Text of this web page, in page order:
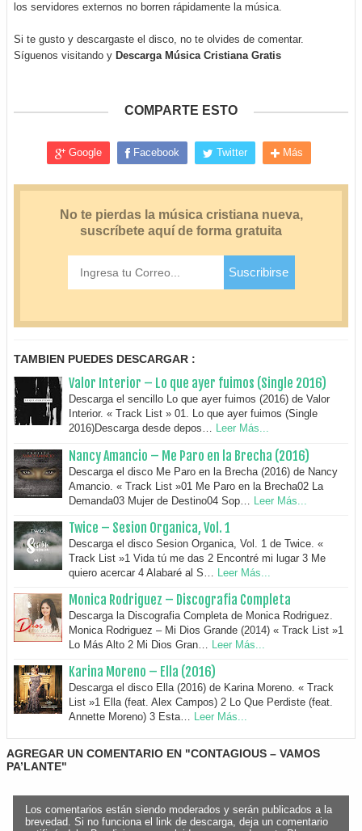
los servidores externos no borren rápidamente la música.
Si te gusto y descargaste el disco, no te olvides de comentar.
Síguenos visitando y Descarga Música Cristiana Gratis
COMPARTE ESTO
Google Facebook Twitter Más
TAMBIEN PUEDES DESCARGAR :
Valor Interior – Lo que ayer fuimos (Single 2016)
Descarga el sencillo Lo que ayer fuimos (2016) de Valor
Interior. « Track List » 01. Lo que ayer fuimos (Single
2016)Descarga desde depos… Leer Más...
Nancy Amancio – Me Paro en la Brecha (2016)
Descarga el disco Me Paro en la Brecha (2016) de Nancy
Amancio. « Track List »01 Me Paro en la Brecha02 La
Demanda03 Mujer de Destino04 Sop…
Leer Más...
Twice – Sesion Organica, Vol. 1
Descarga el disco Sesion Organica, Vol. 1 de Twice. «
Track List »1 Vida tú me das 2 Encontré mi lugar 3 Me
quiero acercar 4 Alabaré al S…
Leer Más...
Monica Rodriguez – Discografia Completa
Descarga la Discografia Completa de Monica Rodriguez.
Monica Rodriguez – Mi Dios Grande (2014) « Track List »1
Lo Más Alto 2 Mi Dios Gran… Leer Más...
Karina Moreno – Ella (2016)
Descarga el disco Ella (2016) de Karina Moreno. « Track
List »1 Ella (feat. Alex Campos) 2 Lo Que Perdiste (feat.
Annette Moreno) 3 Esta… Leer Más...
AGREGAR UN COMENTARIO EN "CONTAGIOUS – VAMOS
PA’LANTE"
Los comentarios están siendo moderados y serán publicados a la
brevedad. Si no funciona el link de descarga, deja un comentario